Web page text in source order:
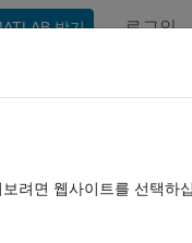
받기 로그인
harness
려면 웹사이트를 선택